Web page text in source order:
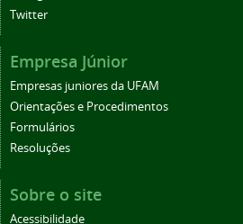
Twitter
Empresa Júnior
Empresas juniores da UFAM
Orientações e Procedimentos
Formulários
Resoluções
Sobre o site
Acessibilidade